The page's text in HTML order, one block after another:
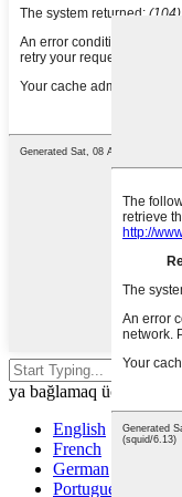
ya bağlamaq üçün ESC
English
French
German
Portuguese